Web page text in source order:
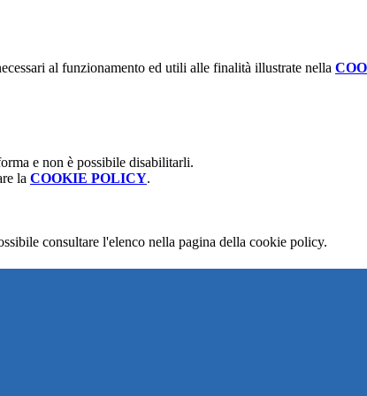
al funzionamento ed utili alle finalità illustrate nella
e non è possibile disabilitarli.
la COOKIE POLICY.
consultare l'elenco nella pagina della cookie policy.